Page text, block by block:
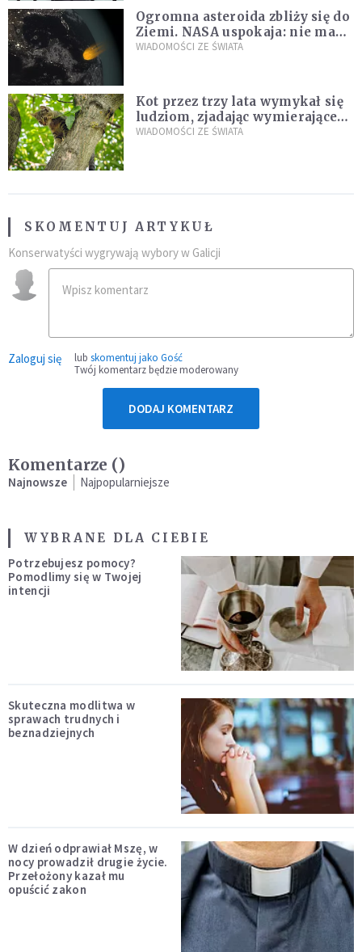
Ogromna asteroida zbliży się do
Ziemi. NASA uspokaja: nie ma
zagrożenia
WIADOMOŚCI ZE ŚWIATA
Kot przez trzy lata wymykał się
ludziom, zjadając wymierające
kaczki. W końcu popełnił
WIADOMOŚCI ZE ŚWIATA
SKOMENTUJ ARTYKUŁ
Konserwatyści wygrywają wybory w Galicji
Zaloguj się lub skomentuj jako Gość
Twój komentarz będzie moderowany
DODAJ KOMENTARZ
Komentarze ()
Najnowsze Najpopularniejsze
WYBRANE DLA CIEBIE
Potrzebujesz pomocy?
Pomodlimy się w Twojej
intencji
Skuteczna modlitwa w
sprawach trudnych i
beznadziejnych
W dzień odprawiał Mszę, w
nocy prowadził drugie życie.
Przełożony kazał mu
opuścić zakon